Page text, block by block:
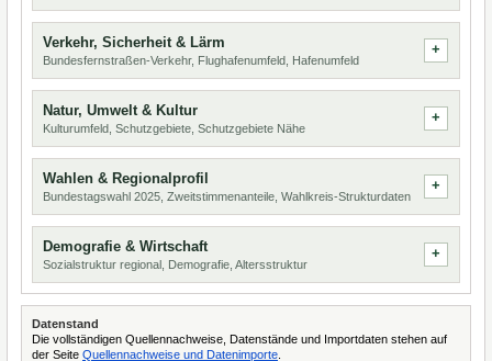
Verkehr, Sicherheit & Lärm
Bundesfernstraßen-Verkehr, Flughafenumfeld, Hafenumfeld
Natur, Umwelt & Kultur
Kulturumfeld, Schutzgebiete, Schutzgebiete Nähe
Wahlen & Regionalprofil
Bundestagswahl 2025, Zweitstimmenanteile, Wahlkreis-Strukturdaten
Demografie & Wirtschaft
Sozialstruktur regional, Demografie, Altersstruktur
Datenstand
Die vollständigen Quellennachweise, Datenstände und Importdaten stehen auf
der Seite Quellennachweise und Datenimporte